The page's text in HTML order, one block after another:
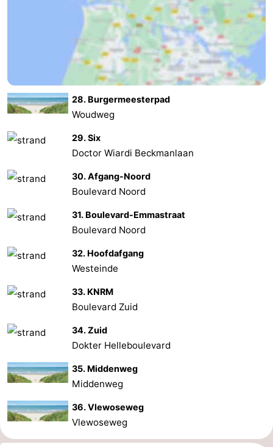
28. Burgermeesterpad
Woudweg
29. Six
Doctor Wiardi Beckmanlaan
30. Afgang-Noord
Boulevard Noord
31. Boulevard-Emmastraat
Boulevard Noord
32. Hoofdafgang
Westeinde
33. KNRM
Boulevard Zuid
34. Zuid
Dokter Helleboulevard
35. Middenweg
Middenweg
36. Vlewoseweg
Vlewoseweg